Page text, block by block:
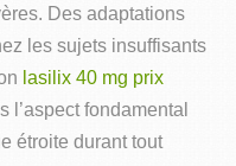
Des adaptations
les sujets insuffisants
lasilix 40 mg prix
l’aspect fondamental
étroite durant tout